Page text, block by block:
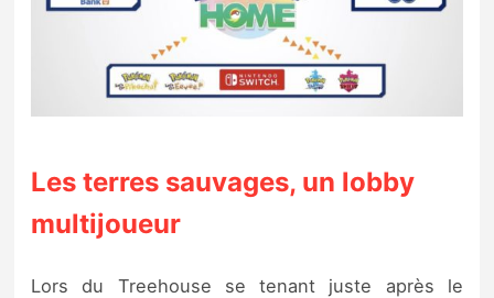
Les terres sauvages, un lobby
multijoueur
Lors du Treehouse se tenant juste après le